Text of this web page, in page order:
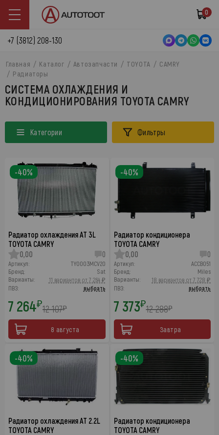
0
+7 (3812) 208-130
Главная Каталог Автозапчасти TOYOTA
CAMRY
Радиаторы
СИСТЕМА ОХЛАЖДЕНИЯ И
КОНДИЦИОНИРОВАНИЯ TOYOTA CAMRY
Категории Фильтры
Радиатор охлаждения AT 3L
TOYOTA CAMRY
0,00
0
Артикул:
TY0003MCV20
Бренд:
Sat
Варианты:
11 вариантов от 7 264 ₽
ПВЗ:
выбрать
7 264₽12 107₽
8 августа
-40%
Радиатор кондиционера
TOYOTA CAMRY
0,00
0
Артикул:
ACCB051
Бренд:
Miles
Варианты:
18 вариантов от 7 728 ₽
ПВЗ:
выбрать
7 373₽12 288₽
Завтра
-40%
Радиатор охлаждения AT 2.2L
TOYOTA CAMRY
-40%
Радиатор кондиционера
TOYOTA CAMRY
-40%